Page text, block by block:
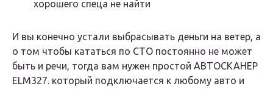
хорошего спеца не найти
И вы конечно устали выбрасывать деньги на ветер, а
о том чтобы кататься по СТО постоянно не может
быть и речи, тогда вам нужен простой АВТОСКАНЕР
ELM327. который подключается к любому авто и